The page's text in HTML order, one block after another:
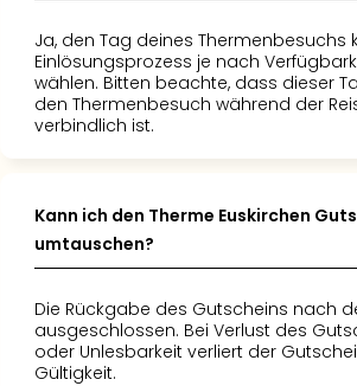
Ja, den Tag deines Thermenbesuchs
Einlösungsprozess je nach
wählen. Bitten beachte, dass dieser
den Thermenbesuch während der
verbindlich ist.
Kann ich den Therme Euskirchen
umtauschen?
Die Rückgabe des Gutscheins nach
ausgeschlossen. Bei Verlust des
oder Unlesbarkeit verliert der
Gültigkeit.